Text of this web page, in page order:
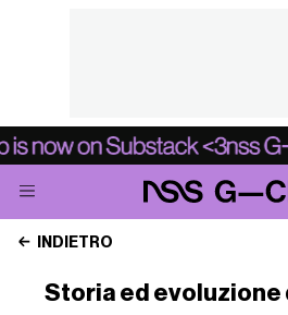
INDIETRO
Storia ed